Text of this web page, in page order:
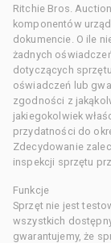
Ritchie Bros.
komponentów
dokumencie. O ile
żadnych
dotyczących
oświadczeń lub
zgodności z
jakiegokolwiek
przydatności do
Zdecydowanie
inspekcji sprzętu
Funkcje
Sprzęt nie jest
wszystkich
gwarantujemy, że